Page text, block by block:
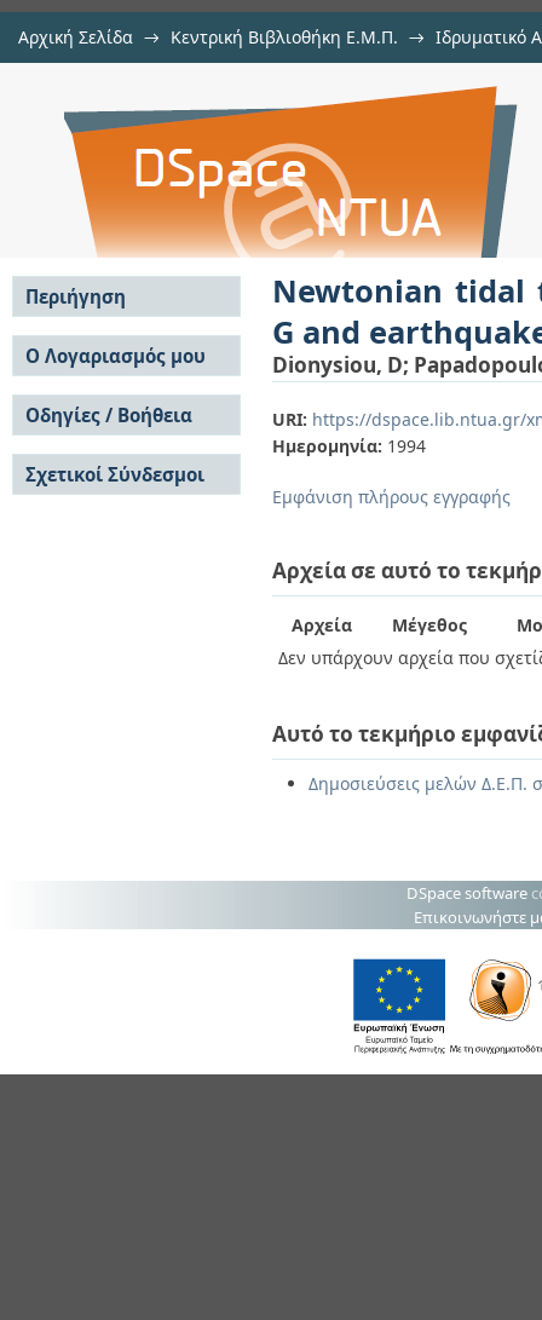
Αρχική Σελίδα → Κεντρική Βιβλιοθήκη Ε.Μ.Π. → Ιδρυματικό
Newtonian tidal theory and PPN
Newtonian tidal
G and
Dionysiou, D;
URI: https://dspace.lib.ntua.gr/
Ημερομηνία: 1994
Εμφάνιση πλήρους εγγραφής
Αρχεία σε αυτό το
Αρχεία Μέγεθος
Δεν υπάρχουν αρχεία που
Αυτό το τεκμήριο
Δημοσιεύσεις μελών Δ.Ε.Π.
Περιήγηση
Σε όλο το DSpace
Κοινότητες & Συλλογές
Ανά Ημερομηνία
Έκδοσης
Συγγραφείς
Τίτλοι
Θέματα
Ο Λογαριασμός μου
Σύνδεση
Εγγραφή
Οδηγίες / Βοήθεια
Οδηγίες Υποβολής
Οδηγίες Χρήσης ΙΑ
Συχνές Ερωτήσεις
Σχετικοί Σύνδεσμοι
DSpace software
Επικοινωνήστε